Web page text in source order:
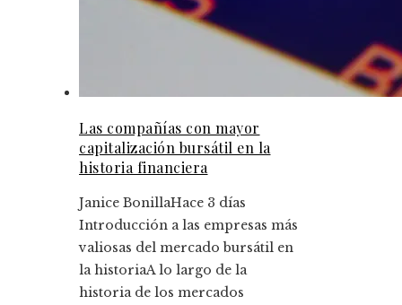
Las compañías con mayor
capitalización bursátil en la
historia financiera
Janice BonillaHace 3 días
Introducción a las empresas más
valiosas del mercado bursátil en
la historiaA lo largo de la
historia de los mercados